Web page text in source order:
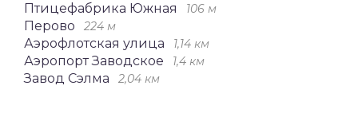
Птицефабрика Южная
106 м
Перово 224 м
Аэрофлотская улица 1,14 км
Аэропорт Заводское 1,4 км
Завод Сэлма 2,04 км